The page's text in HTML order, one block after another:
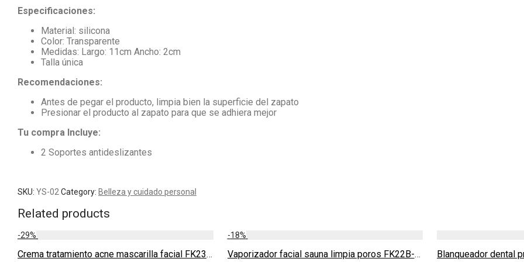
Especificaciones:
Material: silicona
Color: Transparente
Medidas: Largo: 11cm Ancho: 2cm
Talla única
Recomendaciones:
Antes de pegar el producto, limpia bien la superficie del zapato
Presionar el producto al zapato para que se adhiera mejor
Tu compra Incluye:
2 Soportes antideslizantes
SKU: YS-02 Category: Belleza y cuidado personal
Related products
-29%
Crema tratamiento acne mascarilla facial FK23B-39
-18%
Vaporizador facial sauna limpia poros FK22B-03 Blanqueador dental